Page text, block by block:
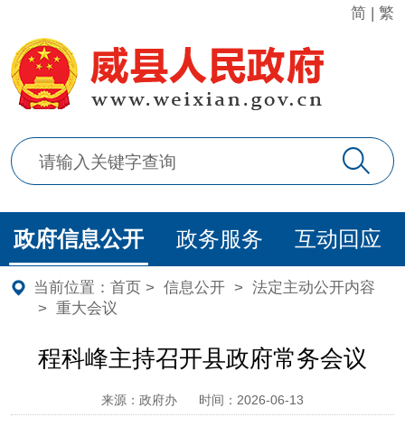
简 |繁
政府信息公开 政务服务 互动回应
当前位置： 首页> 信息公开> 法定主动公开内容
> 重大会议
程科峰主持召开县政府常务会议
来源：政府办 时间：2026-06-13